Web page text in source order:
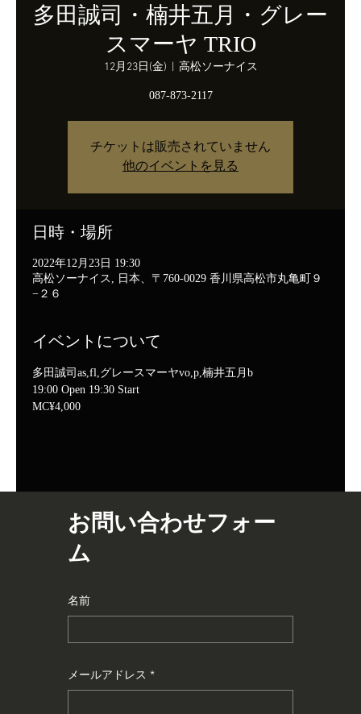
多田誠司・楠井五月・グレー
スマーヤ TRIO
12月23日(金) 高松ソーナイス
087-873-2117
チケットは販売されていません
他のイベントを見る
日時・場所
2022年12月23日 19:30
高松ソーナイス, 日本、〒760-0029 香川県高松市丸亀町９
−２６
イベントについて
多田誠司as,fl,グレースマーヤvo,p,楠井五月b
19:00 Open 19:30 Start
MC¥4,000
お問い合わせフォー
ム
名前
メールアドレス